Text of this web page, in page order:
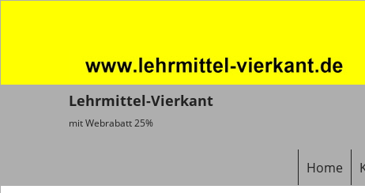
Lehrmittel-Vierkant
mit Webrabatt 25%
Home